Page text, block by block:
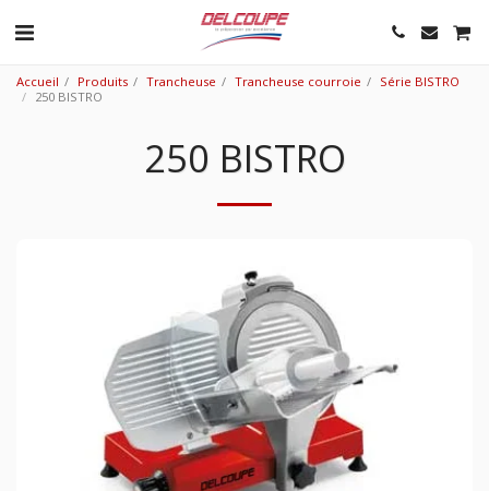
Accueil Produits Trancheuse Trancheuse courroie
Série BISTRO
250 BISTRO
250 BISTRO